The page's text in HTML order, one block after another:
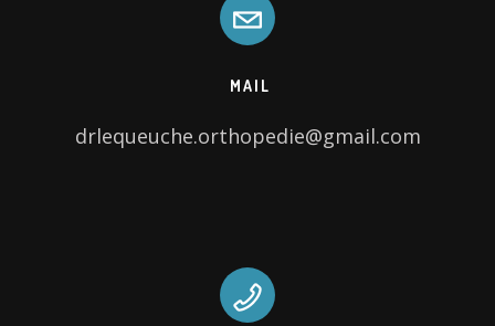
MAIL
drlequeuche.orthopedie@gmail.com